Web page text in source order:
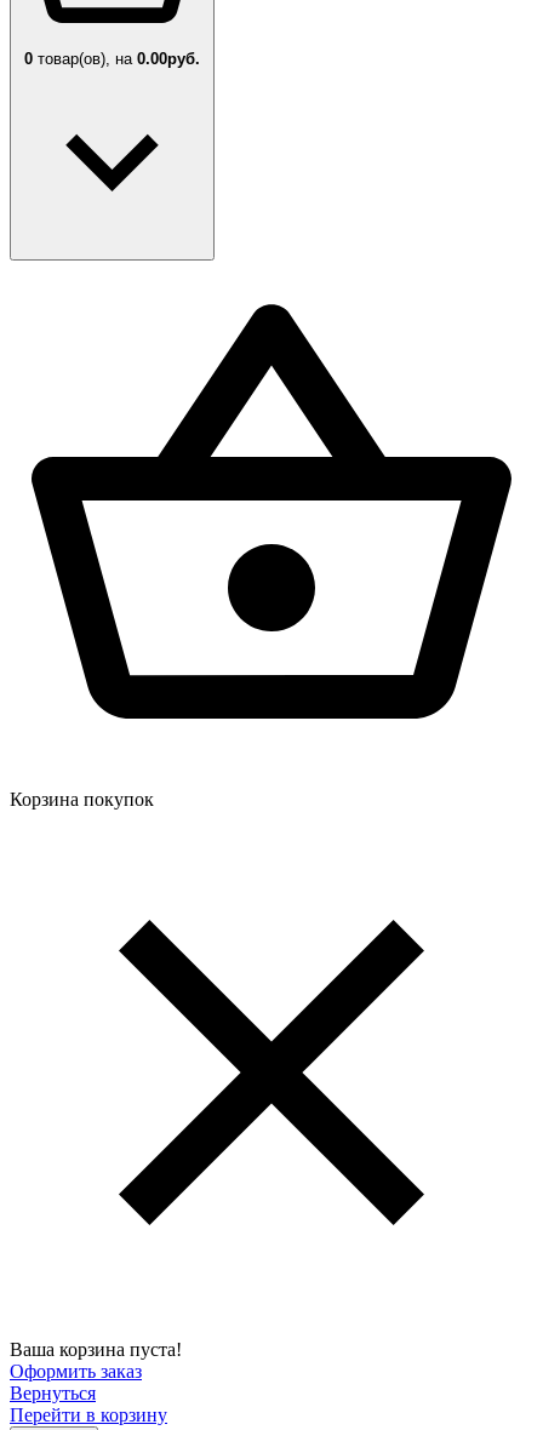
0 товар(ов), на 0.00руб.
Корзина покупок
Ваша корзина пуста!
Оформить заказ
Вернуться
Перейти в корзину